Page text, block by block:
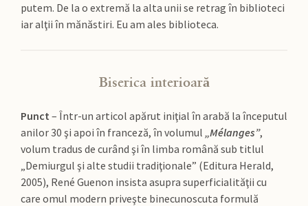
putem. De la o extremă la alta unii se retrag în biblioteci
iar alţii în mănăstiri. Eu am ales biblioteca.
Biserica interioară
Punct – Într-un articol apărut iniţial în arabă la începutul
anilor 30 şi apoi în franceză, în volumul „Mélanges”,
volum tradus de curând şi în limba română sub titlul
„Demiurgul şi alte studii tradiţionale” (Editura Herald,
2005), René Guenon insista asupra superficialităţii cu
care omul modern priveşte binecunoscuta formulă